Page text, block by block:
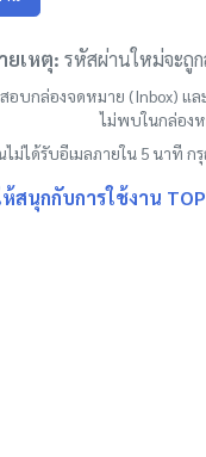
ยเหตุ: รหัสผ่านใหม่จะถู
อบกล่องจดหมาย (Inbox) แล
ไม่พบในกล่อง
ม่ได้รับอีเมลภายใน 5 นาที ก
สนุกกับการใช้งาน